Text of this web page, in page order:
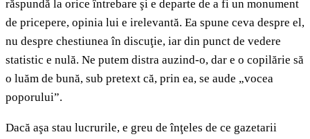
răspundă la orice întrebare şi e departe de a fi un monument
de pricepere, opinia lui e irelevantă. Ea spune ceva despre el,
nu despre chestiunea în discuţie, iar din punct de vedere
statistic e nulă. Ne putem distra auzind-o, dar e o copilărie să
o luăm de bună, sub pretext că, prin ea, se aude „vocea
poporului”.
Dacă aşa stau lucrurile, e greu de înţeles de ce gazetarii